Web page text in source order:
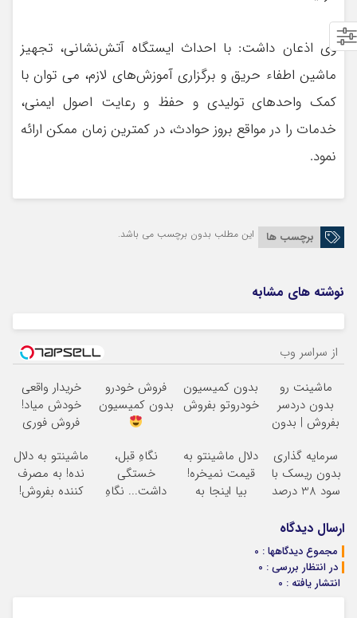
وي اذعان داشت: با احداث ایستگاه آتش‌نشانی، تجهيز
ماشين اطفاء حريق و برگزاری آموزش‌های لازم، می توان با
كمك واحدهای توليدی و حفظ و رعايت اصول ايمنی،
خدمات را در مواقع بروز حوادث، در كمترين زمان ممكن ارائه
نمود.
برچسب ها این مطلب بدون برچسب می باشد.
نوشته های مشابه
از سراسر وب
ماشینت رو
بدون دردسر
بفروش | بدون
بدون کمیسیون
خودروتو بفروش
فروش خودرو
بدون کمیسیون
خریدار واقعی
خودش میاد!
فروش فوری
مکانیک
سرمایه گذاری
بدون ریسک با
سود 38 درصد
دلال ماشینتو به
قیمت نمیخره!
بیا اینجا به
نگاهِ قبل،
خستگی
داشت... نگاهِ
ماشینتو به دلال
نده! به مصرف
کننده بفروش!
ارسال دیدگاه
مجموع دیدگاهها : 0
در انتظار بررسی : 0
انتشار یافته : 0